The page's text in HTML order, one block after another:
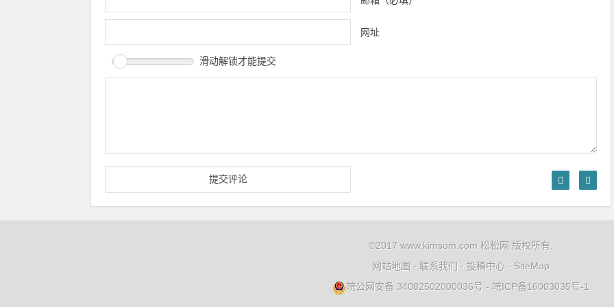
网址
滑动解锁才能提交
©2017 www.kimsom.com 松松网 版权所有.
网站地图- 联系我们- 投稿中心 - SiteMap
皖公网安备 34082502000036号- 皖ICP备16003035号-1